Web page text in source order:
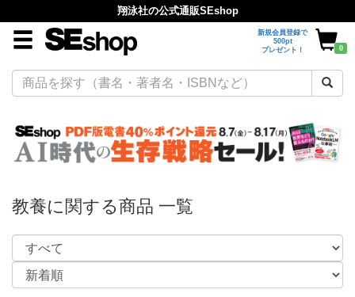
翔泳社の公式通販SEshop
新規会員登録で
500pt
プレゼント！
0
教養に関する商品 一覧